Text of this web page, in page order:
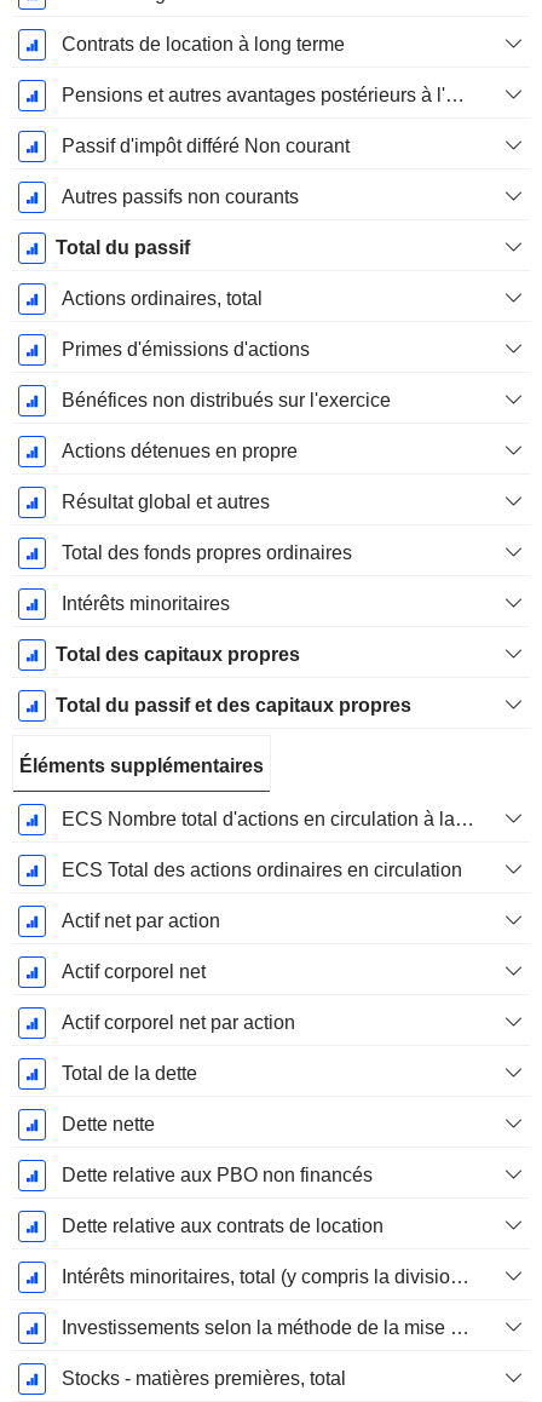
Contrats de location à long terme
Pensions et autres avantages postérieurs à l'emploi
Passif d'impôt différé Non courant
Autres passifs non courants
Total du passif
Actions ordinaires, total
Primes d'émissions d'actions
Bénéfices non distribués sur l'exercice
Actions détenues en propre
Résultat global et autres
Total des fonds propres ordinaires
Intérêts minoritaires
Total des capitaux propres
Total du passif et des capitaux propres
Éléments supplémentaires
ECS Nombre total d'actions en circulation à la date de dépôt
ECS Total des actions ordinaires en circulation
Actif net par action
Actif corporel net
Actif corporel net par action
Total de la dette
Dette nette
Dette relative aux PBO non financés
Dette relative aux contrats de location
Intérêts minoritaires, total (y compris la division financière)
Investissements selon la méthode de la mise en équivalence, total
Stocks - matières premières, total